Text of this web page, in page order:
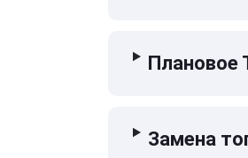
Плановое
Замена